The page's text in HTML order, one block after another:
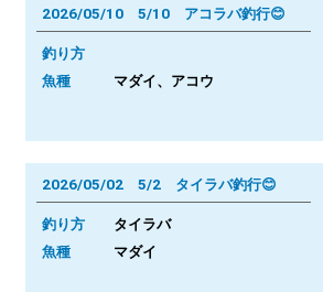
2026/05/10 5/10 アコラバ釣行😊
釣り方
魚種 マダイ、アコウ
2026/05/02 5/2 タイラバ釣行😊
釣り方 タイラバ
魚種 マダイ